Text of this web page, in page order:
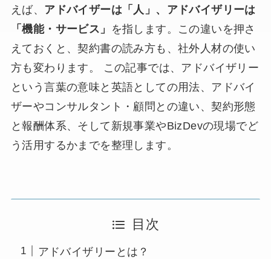
えば、 アドバイザーは「人」、アドバイザリーは
「機能・サービス」
を指します。この違いを押さ
えておくと、契約書の読み方も、社外人材の使い
方も変わります。 この記事では、アドバイザリー
という言葉の意味と英語としての用法、アドバイ
ザーやコンサルタント・顧問との違い、契約形態
と報酬体系、そして新規事業やBizDevの現場でど
う活用するかまでを整理します。
目次
アドバイザリーとは？